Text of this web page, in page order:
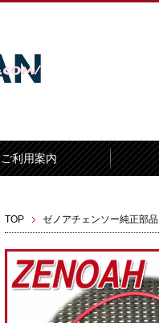
ご利用案内
TOP ゼノアチェンソー純正部品